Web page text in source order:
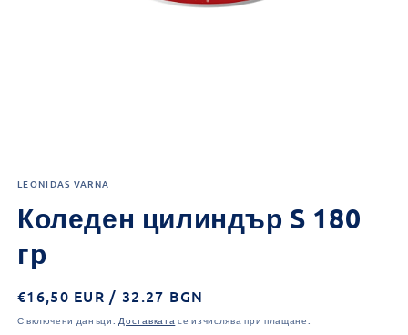
мултимедия
в
модален
LEONIDAS VARNA
Коледен цилиндър S 180
гр
Обичайна
цена
€16,50 EUR / 32.27 BGN
С включени данъци. Доставката се изчислява при плащане.